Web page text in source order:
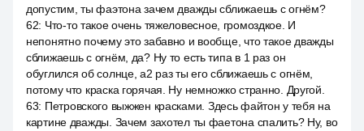
допустим, ты фаэтона зачем дважды сближаешь с огнём?
62: Что-то такое очень тяжеловесное, громоздкое. И
непонятно почему это забавно и вообще, что такое дважды
сближаешь с огнём, да? Ну то есть типа в 1 раз он
обуглился об солнце, a2 раз ты его сближаешь с огнём,
потому что краска горячая. Ну немножко странно. Другой.
63: Петровского выжжен красками. Здесь файтон у тебя на
картине дважды. Зачем захотел ты фаетона спалить? Ну, во